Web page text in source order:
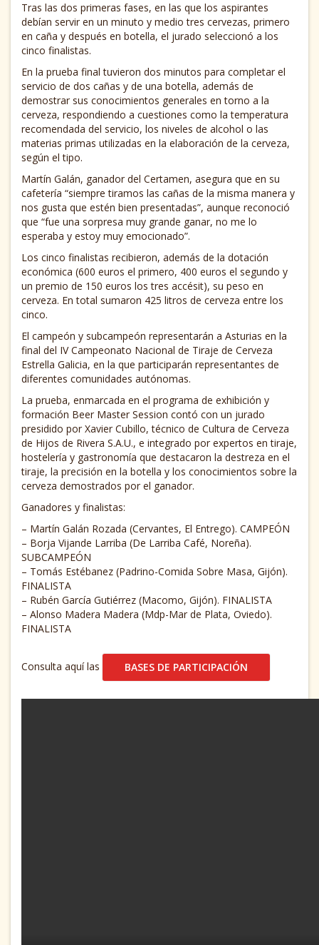
Tras las dos primeras fases, en las que los aspirantes
debían servir en un minuto y medio tres cervezas, primero
en caña y después en botella, el jurado seleccionó a los
cinco finalistas.
En la prueba final tuvieron dos minutos para completar el
servicio de dos cañas y de una botella, además de
demostrar sus conocimientos generales en torno a la
cerveza, respondiendo a cuestiones como la temperatura
recomendada del servicio, los niveles de alcohol o las
materias primas utilizadas en la elaboración de la cerveza,
según el tipo.
Martín Galán, ganador del Certamen, asegura que en su
cafetería “siempre tiramos las cañas de la misma manera y
nos gusta que estén bien presentadas”, aunque reconoció
que “fue una sorpresa muy grande ganar, no me lo
esperaba y estoy muy emocionado”.
Los cinco finalistas recibieron, además de la dotación
económica (600 euros el primero, 400 euros el segundo y
un premio de 150 euros los tres accésit), su peso en
cerveza. En total sumaron 425 litros de cerveza entre los
cinco.
El campeón y subcampeón representarán a Asturias en la
final del IV Campeonato Nacional de Tiraje de Cerveza
Estrella Galicia, en la que participarán representantes de
diferentes comunidades autónomas.
La prueba, enmarcada en el programa de exhibición y
formación Beer Master Session contó con un jurado
presidido por Xavier Cubillo, técnico de Cultura de Cerveza
de Hijos de Rivera S.A.U., e integrado por expertos en tiraje,
hostelería y gastronomía que destacaron la destreza en el
tiraje, la precisión en la botella y los conocimientos sobre la
cerveza demostrados por el ganador.
Ganadores y finalistas:
– Martín Galán Rozada (Cervantes, El Entrego). CAMPEÓN
– Borja Vijande Larriba (De Larriba Café, Noreña).
SUBCAMPEÓN
– Tomás Estébanez (Padrino-Comida Sobre Masa, Gijón).
FINALISTA
– Rubén García Gutiérrez (Macomo, Gijón). FINALISTA
– Alonso Madera Madera (Mdp-Mar de Plata, Oviedo).
FINALISTA
Consulta aquí las BASES DE PARTICIPACIÓN